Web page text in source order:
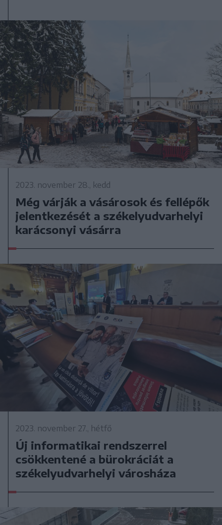
2023. november 28., kedd
Még várják a vásárosok és fellépők
jelentkezését a székelyudvarhelyi
karácsonyi vásárra
2023. november 27., hétfő
Új informatikai rendszerrel
csökkentené a bürokráciát a
székelyudvarhelyi városháza